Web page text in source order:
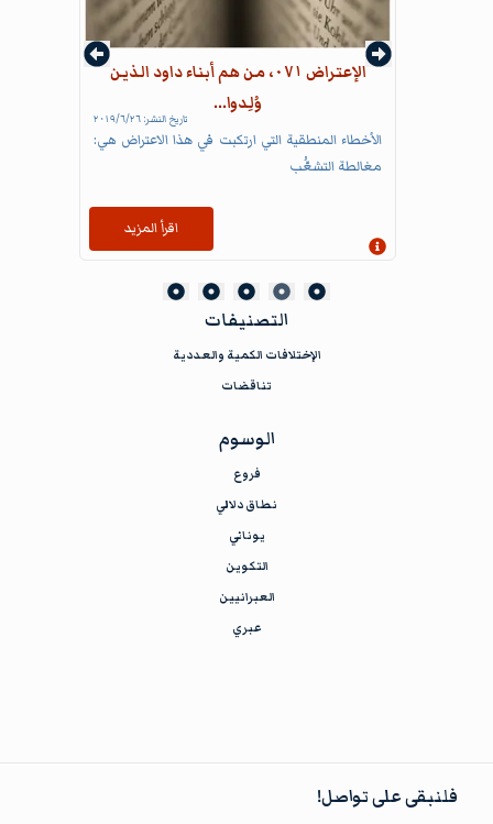
الإعتراض ٠٧١، من هم أبناء داود الذين
وُلِدوا...
تاريخ النشر: ٢٦‏/٦‏/٢٠١٩
الأخطاء المنطقية التي ارتكبت في هذا الاعتراض هي:
مغالطة التشعُّب
إظهار المعلومات
اقرأ المزيد
التصنيفات
الإختلافات الكمية والعددية
تناقضات
الوسوم
فروع
نطاق دلالي
يوناني
التكوين
العبرانيين
عبري
فلنبقى على تواصل!